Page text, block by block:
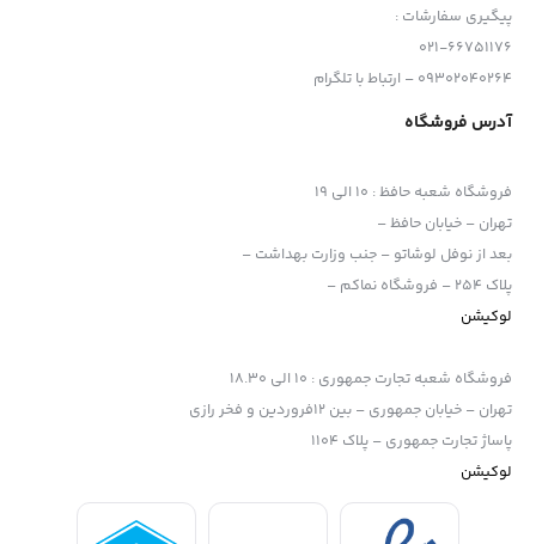
پیگیری سفارشات :
021-66751176
09302040264 – ارتباط با تلگرام
آدرس فروشگاه
فروشگاه شعبه حافظ: 10 الی 19
تهران – خیابان حافظ –
بعد از نوفل لوشاتو – جنب وزارت بهداشت –
پلاک 254 – فروشگاه نماکم –
لوکیشن
فروشگاه شعبه تجارت جمهوری : 10 الی 18.30
تهران – خیابان جمهوری – بین 12فروردین و فخر رازی
پاساژ تجارت جمهوری – پلاک 1104
لوکیشن